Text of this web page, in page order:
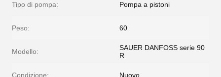
Tipo di pompa: Pompa a pistoni
Peso: 60
Modello:
SAUER DANFOSS serie 90
R
Condizione: Nuovo